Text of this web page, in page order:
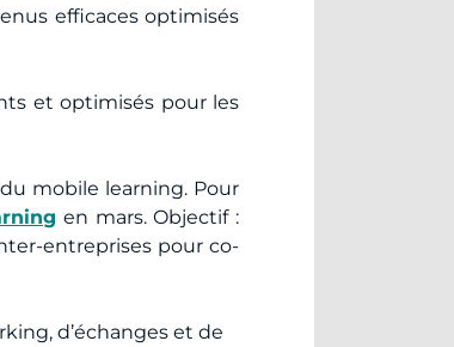
efficaces optimisés
et optimisés pour les
mobile learning. Pour
en mars. Objectif :
entreprises pour co-
d’échanges et de